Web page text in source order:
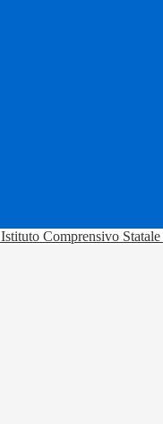
Istituto Comprensivo Statale